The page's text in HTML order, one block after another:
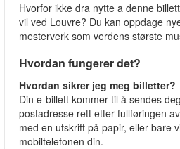
Hvorfor ikke dra nytte a denne
vil ved Louvre? Du kan oppdage
mesterverk som verdens største
Hvordan fungerer det?
Hvordan sikrer jeg meg billetter?
Din e-billett kommer til å sendes
postadresse rett etter fullføringen
med en utskrift på papir, eller bare
mobiltelefonen din.